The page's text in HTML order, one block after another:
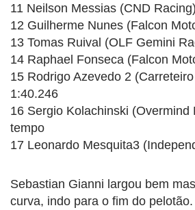
11 Neilson Messias (CND
12 Guilherme Nunes (Falcon
13 Tomas Ruival (OLF Gemini
14 Raphael Fonseca (Falcon
15 Rodrigo Azevedo 2
1:40.246
16 Sergio Kolachinski (Overmind
tempo
17 Leonardo Mesquita3
Sebastian Gianni largou bem
curva, indo para o fim do